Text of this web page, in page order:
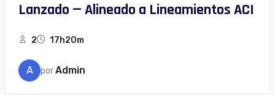
Lanzado — Alineado a Lineamientos ACI
2 17h20m
A porAdmin